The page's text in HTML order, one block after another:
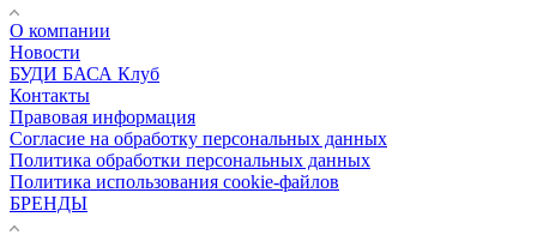
О компании
Новости
БУДИ БАСА Клуб
Контакты
Правовая информация
Согласие на обработку персональных данных
Политика обработки персональных данных
Политика использования cookie-файлов
БРЕНДЫ